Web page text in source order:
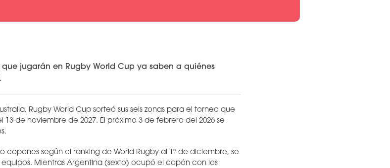
que jugarán en Rugby World Cup ya saben a quiénes
Rugby World Cup sorteó sus seis zonas para el torneo que
de noviembre de 2027. El próximo 3 de febrero del 2026 se
copones según el ranking de World Rugby al 1º de diciembre, se
Mientras Argentina (sexto) ocupó el copón con los